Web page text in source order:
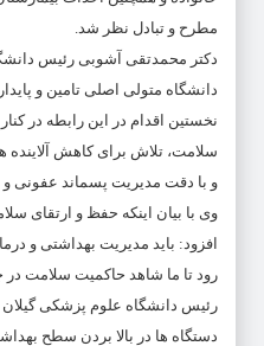
مطرح و تبادل نظر شد.
دکتر محمدتقی آشوبی رئیس
دانشگاه متولی اصلی تامین و
نخستین اقدام در این رابطه در
سلامت، تلاش برای کاهش
و با دقت مدیریت پسماند عفونی
وی با بیان اینکه حفظ و ارتقای
افزود: باید مدیریت بهداشتی و
رود تا ما شاهد حاکمیت سلامت در
رئیس دانشگاه علوم پزشکی
دستگاه ها در بالا بردن سطح